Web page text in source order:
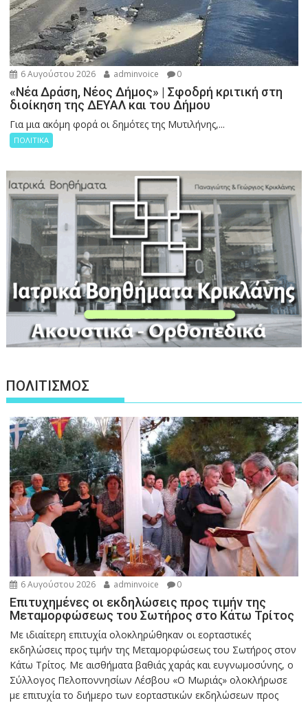
6 Αυγούστου 2026 adminvoice 0
«Νέα Δράση, Νέος Δήμος» | Σφοδρή κριτική στη
διοίκηση της ΔΕΥΑΛ και του Δήμου
Για μια ακόμη φορά οι δημότες της Μυτιλήνης,...
ΠΟΛΙΤΙΚΑ
ΠΟΛΙΤΙΣΜΟΣ
6 Αυγούστου 2026 adminvoice 0
Επιτυχημένες οι εκδηλώσεις προς τιμήν της
Μεταμορφώσεως του Σωτήρος στο Κάτω Τρίτος
Με ιδιαίτερη επιτυχία ολοκληρώθηκαν οι εορταστικές
εκδηλώσεις προς τιμήν της Μεταμορφώσεως του Σωτήρος στον
Κάτω Τρίτος. Με αισθήματα βαθιάς χαράς και ευγνωμοσύνης, ο
Σύλλογος Πελοποννησίων Λέσβου «Ο Μωριάς» ολοκλήρωσε
με επιτυχία το διήμερο των εορταστικών εκδηλώσεων προς